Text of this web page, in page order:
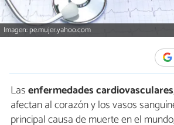
Imagen: pe.mujer.yahoo.com
Lasenfermedades cardiovasculares
afectan al corazón y los vasos
principal causa de muerte en el